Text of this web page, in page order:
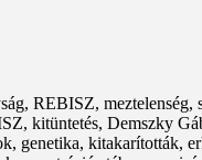
REBISZ, meztelenség,
kitüntetés, Demszky
genetika, kitakarították,